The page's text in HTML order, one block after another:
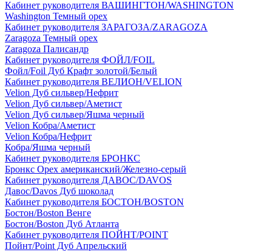
Кабинет руководителя ВАШИНГТОН/WASHINGTON
Washington Темный орех
Кабинет руководителя ЗАРАГОЗА/ZARAGOZA
Zaragoza Темный орех
Zaragoza Палисандр
Кабинет руководителя ФОЙЛ/FOIL
Фойл/Foil Дуб Крафт золотой/Белый
Кабинет руководителя ВЕЛИОН/VELION
Velion Дуб сильвер/Нефрит
Velion Дуб сильвер/Аметист
Velion Дуб сильвер/Яшма черный
Velion Кобра/Аметист
Velion Кобра/Нефрит
Кобра/Яшма черный
Кабинет руководителя БРОНКС
Бронкс Орех американский/Железно-серый
Кабинет руководителя ДАВОС/DAVOS
Давос/Davos Дуб шоколад
Кабинет руководителя БОСТОН/BOSTON
Бостон/Boston Венге
Бостон/Boston Дуб Атланта
Кабинет руководителя ПОЙНТ/POINT
Пойнт/Point Дуб Апрельский